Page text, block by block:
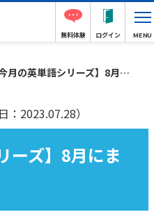
無料体験 ログイン MENU
月の英単語シリーズ】8月にまつわる英単語一覧
：2023.07.28）
ーズ】8月にま